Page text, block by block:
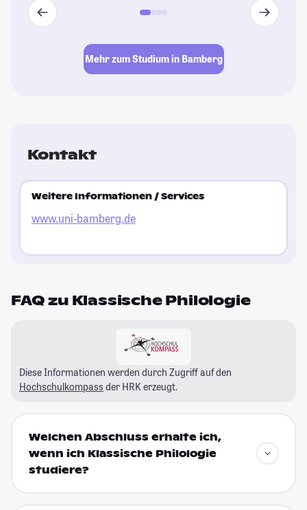
Mehr zum Studium in Bamberg
Kontakt
Weitere Informationen / Services
www.uni-bamberg.de
FAQ zu Klassische Philologie
Diese Informationen werden durch Zugriff auf den
Hochschulkompass der HRK erzeugt.
Welchen Abschluss erhalte ich,
wenn ich Klassische Philologie
studiere?